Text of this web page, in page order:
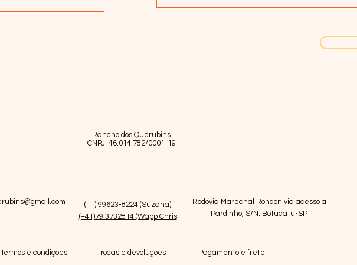
Rancho dos Querubins
CNPJ: 46.014.782/0001-19
Termos e condições
(11) 99623-8224 (Suzana)
(+41)79 3732814 (Wapp Chris
Trocas e devoluções
Rodovia Marechal Rondon via acesso a
Pardinho, S/N. Botucatu-SP
Pagamento e frete